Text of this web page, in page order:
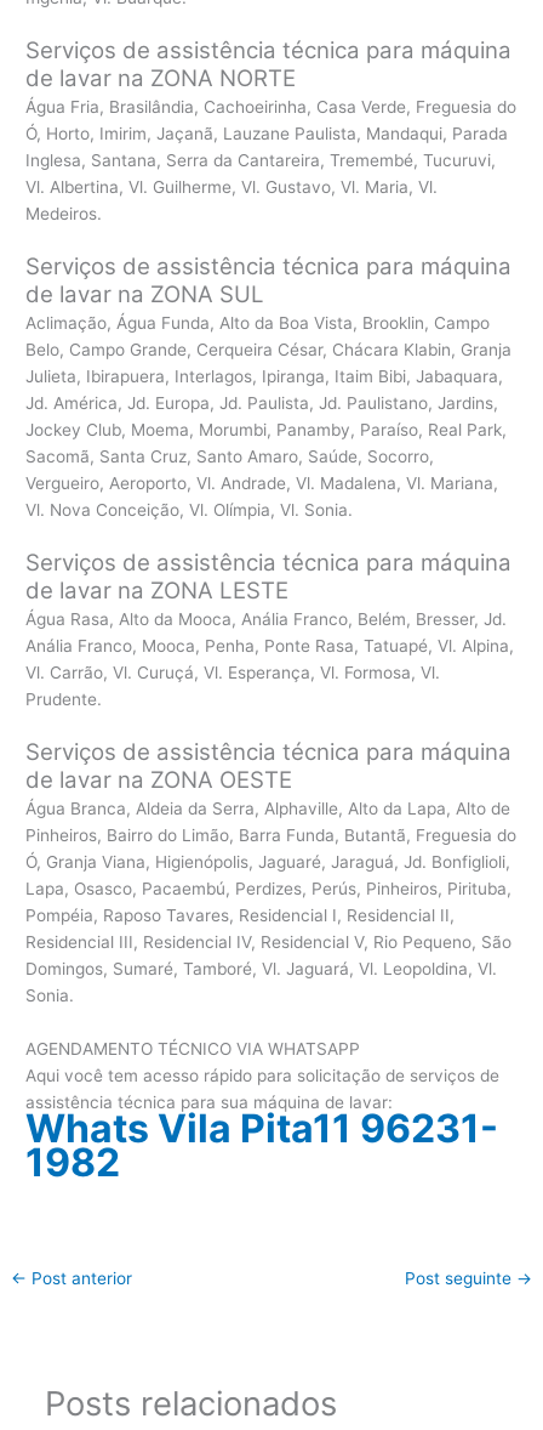
Serviços de assistência técnica para máquina
de lavar na ZONA NORTE
Água Fria, Brasilândia, Cachoeirinha, Casa Verde, Freguesia do
Ó, Horto, Imirim, Jaçanã, Lauzane Paulista, Mandaqui, Parada
Inglesa, Santana, Serra da Cantareira, Tremembé, Tucuruvi,
Vl. Albertina, Vl. Guilherme, Vl. Gustavo, Vl. Maria, Vl.
Medeiros.
Serviços de assistência técnica para máquina
de lavar na ZONA SUL
Aclimação, Água Funda, Alto da Boa Vista, Brooklin, Campo
Belo, Campo Grande, Cerqueira César, Chácara Klabin, Granja
Julieta, Ibirapuera, Interlagos, Ipiranga, Itaim Bibi, Jabaquara,
Jd. América, Jd. Europa, Jd. Paulista, Jd. Paulistano, Jardins,
Jockey Club, Moema, Morumbi, Panamby, Paraíso, Real Park,
Sacomã, Santa Cruz, Santo Amaro, Saúde, Socorro,
Vergueiro, Aeroporto, Vl. Andrade, Vl. Madalena, Vl. Mariana,
Vl. Nova Conceição, Vl. Olímpia, Vl. Sonia.
Serviços de assistência técnica para máquina
de lavar na ZONA LESTE
Água Rasa, Alto da Mooca, Anália Franco, Belém, Bresser, Jd.
Anália Franco, Mooca, Penha, Ponte Rasa, Tatuapé, Vl. Alpina,
Vl. Carrão, Vl. Curuçá, Vl. Esperança, Vl. Formosa, Vl.
Prudente.
Serviços de assistência técnica para máquina
de lavar na ZONA OESTE
Água Branca, Aldeia da Serra, Alphaville, Alto da Lapa, Alto de
Pinheiros, Bairro do Limão, Barra Funda, Butantã, Freguesia do
Ó, Granja Viana, Higienópolis, Jaguaré, Jaraguá, Jd. Bonfiglioli,
Lapa, Osasco, Pacaembú, Perdizes, Perús, Pinheiros, Pirituba,
Pompéia, Raposo Tavares, Residencial I, Residencial II,
Residencial III, Residencial IV, Residencial V, Rio Pequeno, São
Domingos, Sumaré, Tamboré, Vl. Jaguará, Vl. Leopoldina, Vl.
Sonia.
AGENDAMENTO TÉCNICO VIA WHATSAPP
Aqui você tem acesso rápido para solicitação de serviços de
assistência técnica para sua máquina de lavar:
Whats Vila Pita11 96231-
1982
← Post anterior Post seguinte →
Posts relacionados